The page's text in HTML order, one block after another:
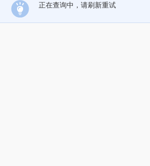
正在查询中，请刷新重试